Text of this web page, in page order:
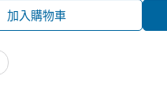
加入購物車